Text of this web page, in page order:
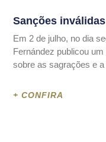
Sanções
Em 2 de julho, no dia
Fernández publicou
sobre as sagrações e
+ CONFIRA